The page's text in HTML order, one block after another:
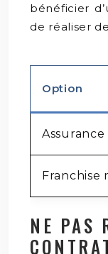
bénéficier
de réaliser
Option
Franchise
NE PAS